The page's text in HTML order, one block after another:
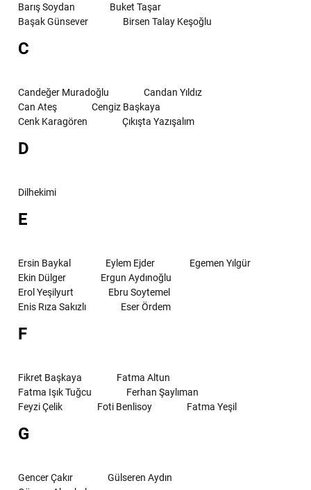
Barış Soydan
Buket Taşar
Başak Günsever
Birsen Talay Keşoğlu
C
Candeğer Muradoğlu
Candan Yıldız
Can Ateş
Cengiz Başkaya
Cenk Karagören
Çıkışta Yazışalım
D
Dilhekimi
E
Ersin Baykal Eylem Ejder
Egemen Yılgür
Ekin Dülger
Ergun Aydınoğlu
Erol Yeşilyurt
Ebru Soytemel
Enis Rıza Sakızlı
Eser Ördem
F
Fikret Başkaya
Fatma Altun
Fatma Işık Tuğcu
Ferhan Şaylıman
Feyzi Çelik
Foti Benlisoy Fatma Yeşil
G
Gencer Çakır
Gülseren Aydın